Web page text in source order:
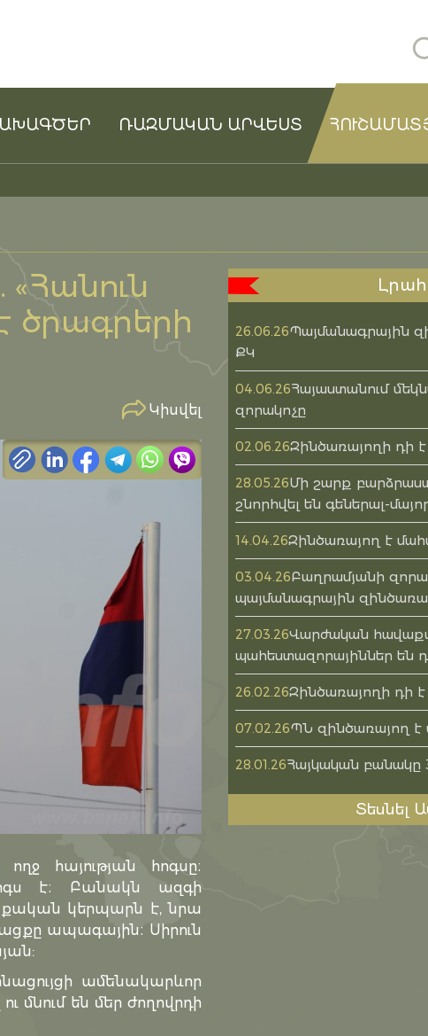
ՌԱԶՄԱԿԱՆ ԱՐՎԵՍՏ
ծրագրերի
Կիսվել
հայության հոգսը։
է։ Բանակն ազգի
կերպարն է, նրա
ապագային։ Սիրուն
ամենակարևոր
մնում են մեր ժողովրդի
26.06.26Պայմանագրային
ՔԿ
04.06.26Հայաստանում
զորակոչը
02.06.26Զինծառայողի դի է
28.05.26Մի շարք
շնորհվել են գեներալ-
14.04.26Զինծառայող է
03.04.26Բաղրամյանի
պայմանագրային
27.03.26Վարժական
պահեստազորայիններ են
26.02.26Զինծառայողի դի է
07.02.26ՊՆ զինծառայող է
28.01.26Հայկական բանակը
Տեսնել